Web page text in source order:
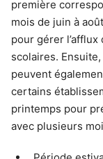
première
mois de juin à
pour gérer
scolaires.
peuvent
certains
printemps pour
avec plusieurs